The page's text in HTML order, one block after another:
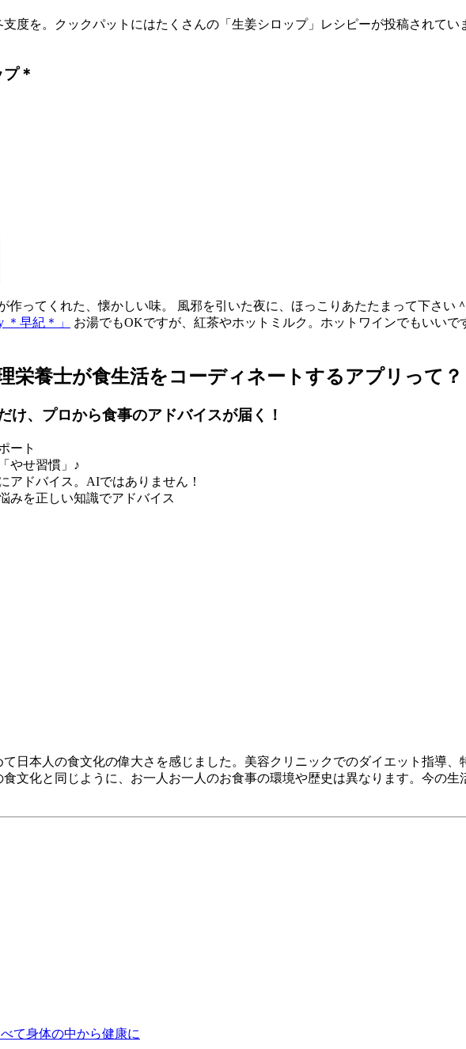
度を。クックパットにはたくさんの「生姜シロップ」レシピーが投稿されて
＊
作ってくれた、懐かしい味。 風邪を引いた夜に、ほっこりあたたまって下さい
早紀＊」
お湯でもOKですが、紅茶やホットミルク。ホットワインでもいい
栄養士が食生活をコーディネートするアプリって？
け、プロから食事のアドバイスが届く！
ート
やせ習慣」♪
アドバイス。AIではありません！
みを正しい知識でアドバイス
日本人の食文化の偉大さを感じました。美容クリニックでのダイエット指導
文化と同じように、お一人お一人のお食事の環境や歴史は異なります。今の
て身体の中から健康に